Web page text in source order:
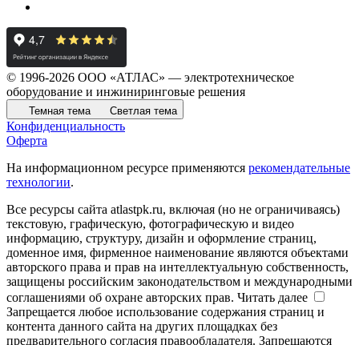
© 1996-2026 ООО «АТЛАС» — электротехническое
оборудование и инжиниринговые решения
Темная тема Светлая тема
Конфиденциальность
Оферта
На информационном ресурсе применяются рекомендательные
технологии.
Все ресурсы сайта atlastpk.ru, включая (но не ограничиваясь)
текстовую, графическую, фотографическую и видео
информацию, структуру, дизайн и оформление страниц,
доменное имя, фирменное наименование являются объектами
авторского права и прав на интеллектуальную собственность,
защищены российским законодательством и международными
соглашениями об охране авторских прав. Читать далее
Запрещается любое использование содержания страниц и
контента данного сайта на других площадках без
предварительного согласия правообладателя. Запрещаются